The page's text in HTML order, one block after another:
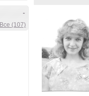
-
Все (107)